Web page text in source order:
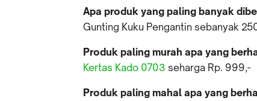
Apa produk yang paling banyak
Gunting Kuku Pengantin sebanyak
Produk paling murah apa yang
Kertas Kado 0703 seharga Rp. 999,-
Produk paling mahal apa yang